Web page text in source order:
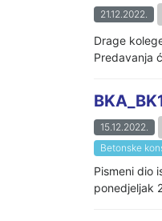
21.12.2022.
Drage
Predavanja
15.12.2022.
Betonske
Pismeni
ponedjeljak